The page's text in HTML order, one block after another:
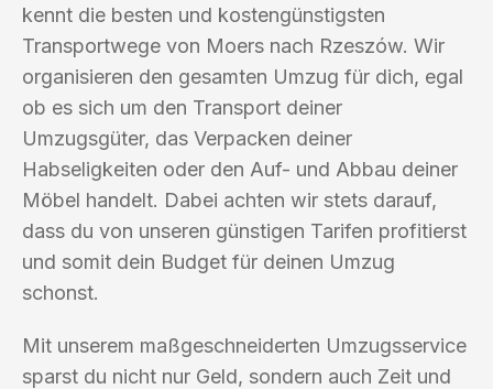
kennt die besten und kostengünstigsten
Transportwege von Moers nach Rzeszów. Wir
organisieren den gesamten Umzug für dich, egal
ob es sich um den Transport deiner
Umzugsgüter, das Verpacken deiner
Habseligkeiten oder den Auf- und Abbau deiner
Möbel handelt. Dabei achten wir stets darauf,
dass du von unseren günstigen Tarifen profitierst
und somit dein Budget für deinen Umzug
schonst.
Mit unserem maßgeschneiderten Umzugsservice
sparst du nicht nur Geld, sondern auch Zeit und